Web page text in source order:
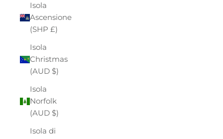
Isola
Ascensione
(SHP £)
Isola
Christmas
(AUD $)
Isola
Norfolk
(AUD $)
Isola di